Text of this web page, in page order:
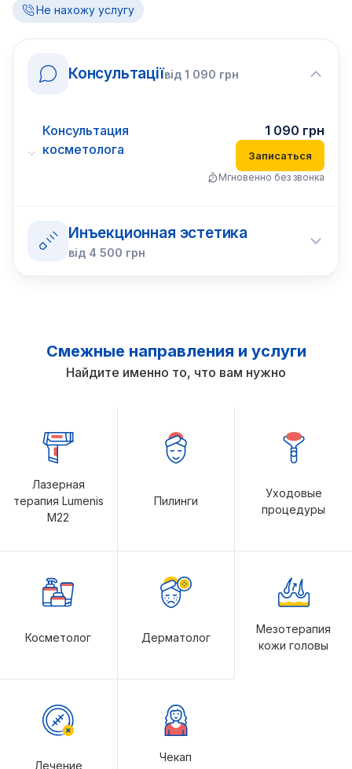
Не нахожу услугу
Консультаціївід 1 090 грн
Консультация
косметолога
1 090 грн
Записаться
Мгновенно без звонка
Инъекционная эстетика
від 4 500 грн
Смежные направления и услуги
Найдите именно то, что вам нужно
Лазерная
терапия Lumenis
M22
Пилинги
Уходовые
процедуры
Косметолог Дерматолог
Мезотерапия
кожи головы
Лечение
Чекап